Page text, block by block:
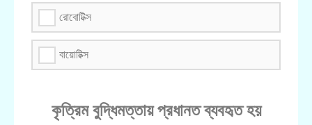
রোবোটিক্স
বায়োটিক্স
কৃত্রিম বুদ্ধিমত্তায় প্রধানত ব্যবহৃত হয়